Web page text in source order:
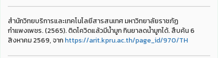
สำนักวิทยบริการและเทคโนโลยีสารสนเทศ มหาวิทยาลัยราชภัฏ
กำแพงเพชร. (2565). ติดโควิดแล้วมีน้ำมูก กินยาลดน้ำมูกได้. สืบค้น 6
สิงหาคม 2569, จากhttps://arit.kpru.ac.th/page_id/970/TH